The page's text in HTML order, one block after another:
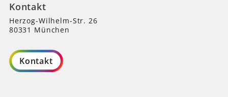
Kontakt
Herzog-Wilhelm-Str. 26
80331 München
Kontakt